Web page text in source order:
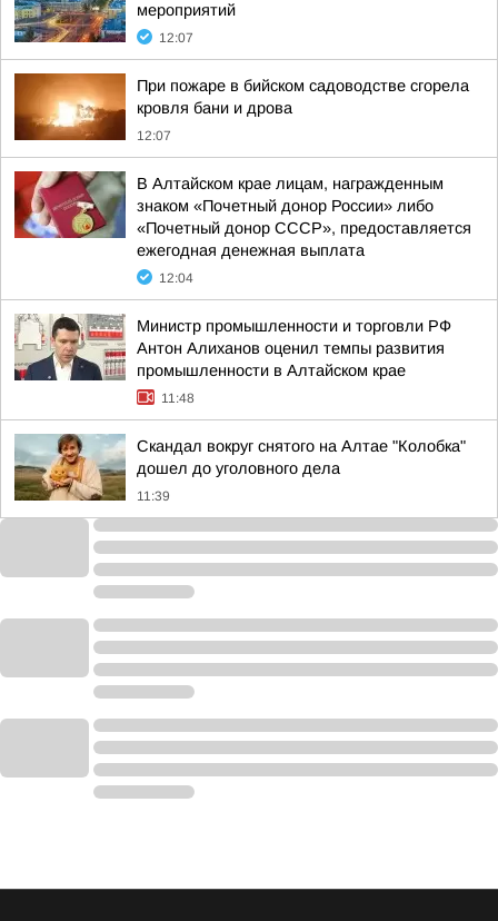
мероприятий
12:07
При пожаре в бийском садоводстве сгорела
кровля бани и дрова
12:07
В Алтайском крае лицам, награжденным
знаком «Почетный донор России» либо
«Почетный донор СССР», предоставляется
ежегодная денежная выплата
12:04
Министр промышленности и торговли РФ
Антон Алиханов оценил темпы развития
промышленности в Алтайском крае
11:48
Скандал вокруг снятого на Алтае "Колобка"
дошел до уголовного дела
11:39